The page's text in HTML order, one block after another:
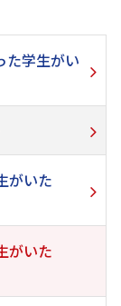
た学生がい
がいた
がいた